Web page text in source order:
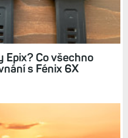
Epix? Co všechno
s Fénix 6X